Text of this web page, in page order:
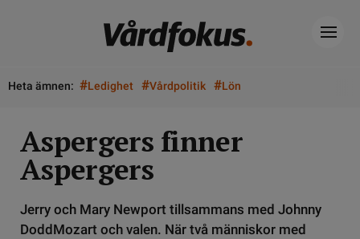
Heta ämnen: #Ledighet #Vårdpolitik #Lön
Aspergers finner
Aspergers
Jerry och Mary Newport tillsammans med Johnny
DoddMozart och valen. När två människor med